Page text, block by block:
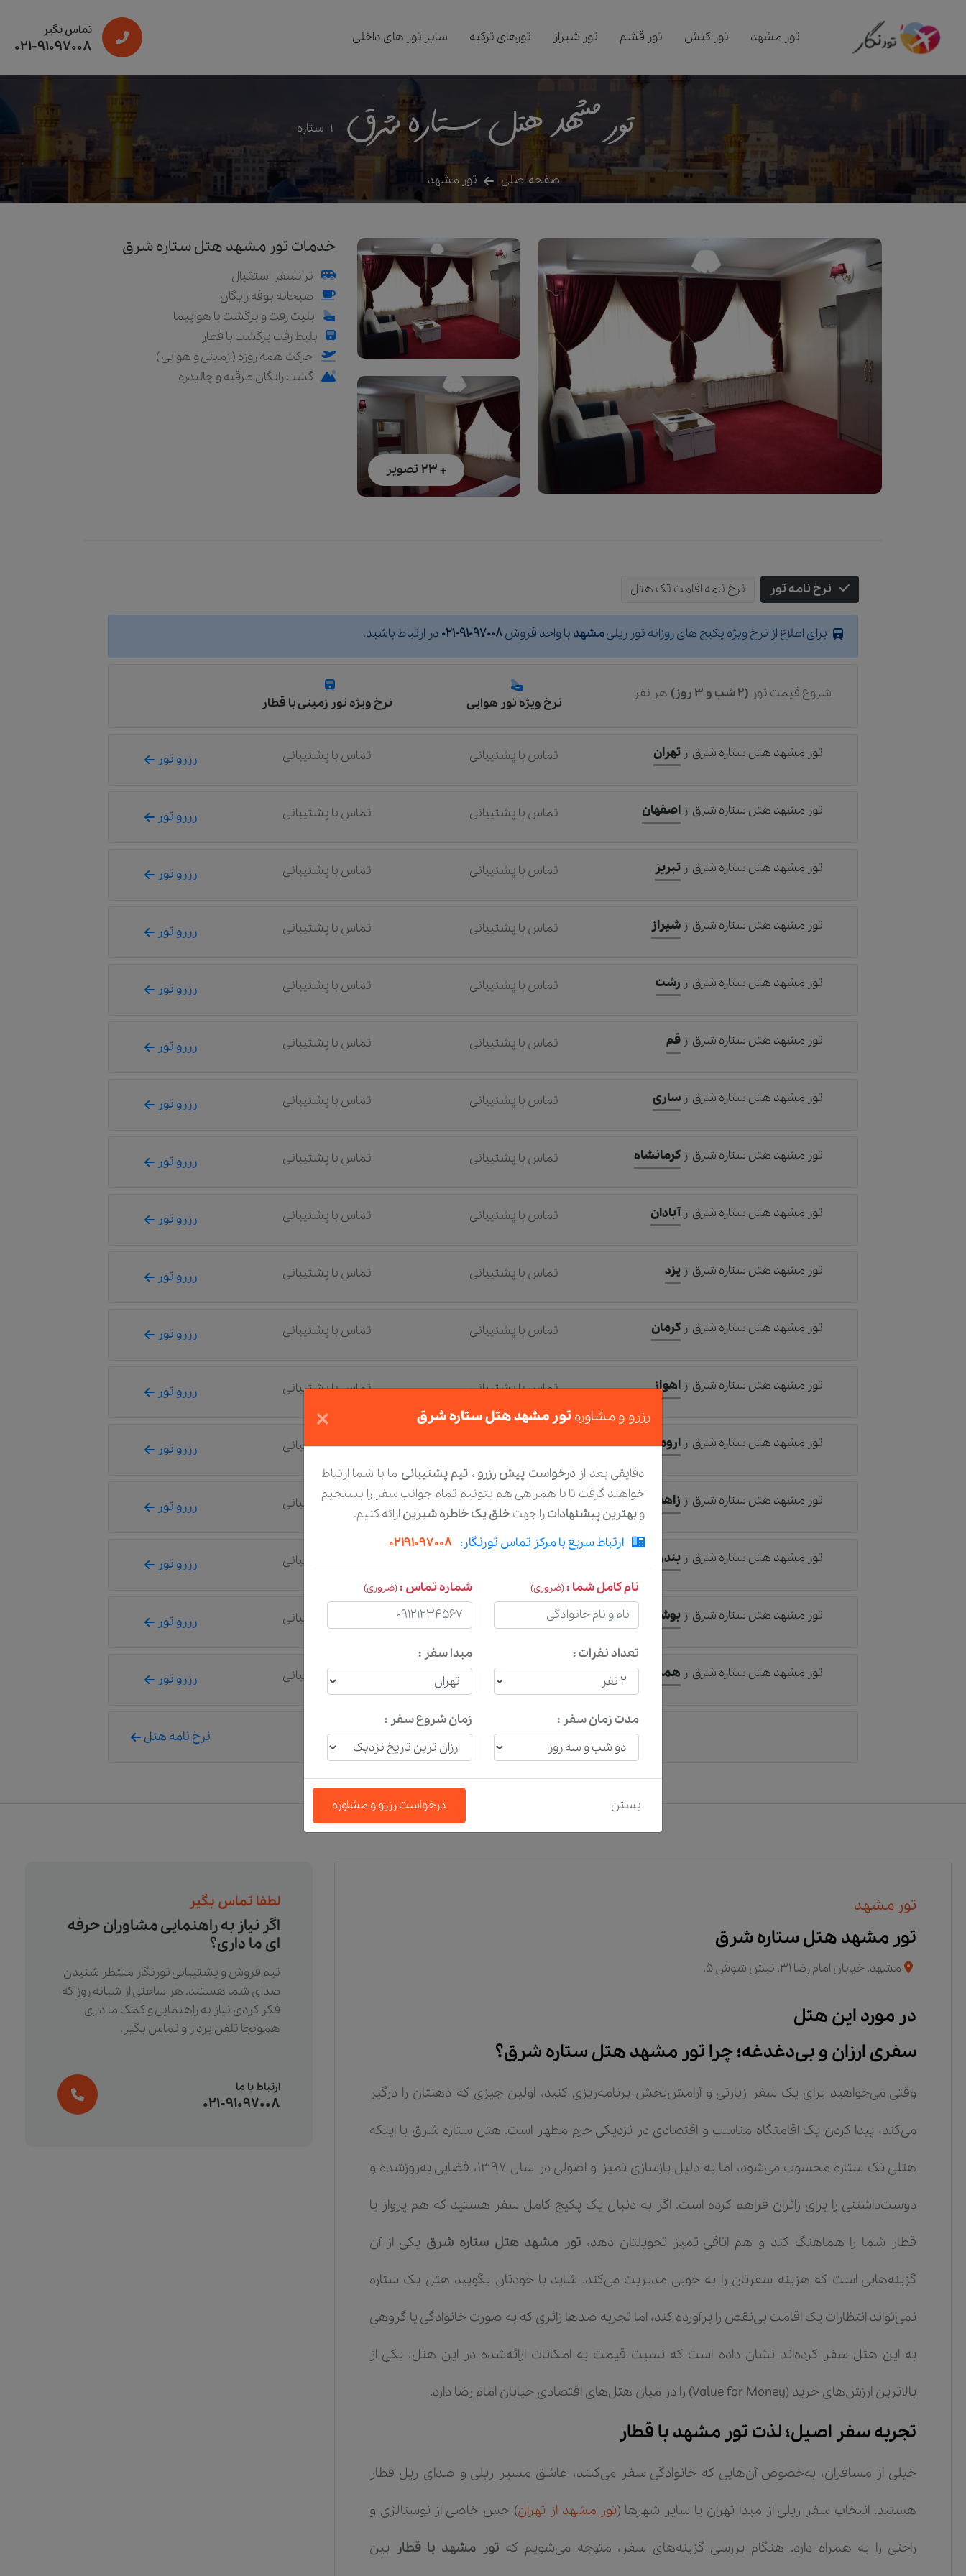
تور مشهد تور کیش تور قشم تور شیراز تورهای ترکیه سایر تور های داخلی تماس بگیر
021-91097008
تور مشهد هتل ستاره شرق 1 ستاره
صفحه اصلی تور مشهد
خدمات تور مشهد هتل ستاره شرق
ترانسفر استقبال
صبحانه بوفه رایگان
بلیت رفت و برگشت با هواپیما
بلیط رفت برگشت با قطار
حرکت همه روزه ( زمینی و هوایی )
گشت رایگان طرقبه و چالیدره
+ 23 تصویر
نرخ نامه تور نرخ نامه اقامت تک هتل
برای اطلاع از نرخ ویژه پکیج های روزانه تور ریلیمشهد با واحد فروش021-91097008 در ارتباط باشید.
شروع قیمت تور (2 شب و 3 روز) هر نفر
نرخ ویژه تور هوایی نرخ ویژه تور زمینی با قطار
تور مشهد هتل ستاره شرق از تهران تماس با پشتیبانی تماس با پشتیبانی رزرو تور
تور مشهد هتل ستاره شرق از اصفهان تماس با پشتیبانی تماس با پشتیبانی رزرو تور
تور مشهد هتل ستاره شرق از تبریز تماس با پشتیبانی تماس با پشتیبانی رزرو تور
تور مشهد هتل ستاره شرق از شیراز تماس با پشتیبانی تماس با پشتیبانی رزرو تور
تور مشهد هتل ستاره شرق از رشت تماس با پشتیبانی تماس با پشتیبانی رزرو تور
تور مشهد هتل ستاره شرق از قم تماس با پشتیبانی تماس با پشتیبانی رزرو تور
تور مشهد هتل ستاره شرق از ساری تماس با پشتیبانی تماس با پشتیبانی رزرو تور
تور مشهد هتل ستاره شرق از کرمانشاه تماس با پشتیبانی تماس با پشتیبانی رزرو تور
تور مشهد هتل ستاره شرق ازآبادان تماس با پشتیبانی تماس با پشتیبانی رزرو تور
تور مشهد هتل ستاره شرق از یزد تماس با پشتیبانی تماس با پشتیبانی رزرو تور
تور مشهد هتل ستاره شرق از کرمان تماس با پشتیبانی تماس با پشتیبانی رزرو تور
تور مشهد هتل ستاره شرق از اهواز تماس با پشتیبانی تماس با پشتیبانی رزرو تور
تور مشهد هتل ستاره شرق از ارومیه تماس با پشتیبانی تماس با پشتیبانی رزرو تور
تور مشهد هتل ستاره شرق از زاهدان تماس با پشتیبانی تماس با پشتیبانی رزرو تور
تور مشهد هتل ستاره شرق از بندرعباس تماس با پشتیبانی رزرو تور
تور مشهد هتل ستاره شرق از بوشهر تماس با پشتیبانی تماس با پشتیبانی رزرو تور
تور مشهد هتل ستاره شرق از همدان تماس با پشتیبانی تماس با پشتیبانی رزرو تور
رزرو آنلاین اقامت تک هتل ستاره شرق مشهد نرخ نامه هتل
تور مشهد
تور مشهد هتل ستاره شرق
مشهد، خیابان امام رضا 31، نبش شوش 5.
در مورد این هتل
سفری ارزان و بی‌دغدغه؛ چرا تور مشهد هتل ستاره شرق؟
وقتی می‌خواهید برای یک سفر زیارتی و آرامش‌بخش برنامه‌ریزی کنید، اولین چیزی که ذهنتان را درگیر
می‌کند، پیدا کردن یک اقامتگاه مناسب و اقتصادی در نزدیکی حرم مطهر است. هتل ستاره شرق با اینکه
هتلی تک ستاره محسوب می‌شود، اما به دلیل بازسازی تمیز و اصولی در سال ۱۳۹۷، فضایی به‌روزشده و
دوست‌داشتنی را برای زائران فراهم کرده است. اگر به دنبال یک پکیج کامل سفر هستید که هم پرواز یا
قطار شما را هماهنگ کند و هم اتاقی تمیز تحویلتان دهد، تور مشهد هتل ستاره شرق یکی از آن
گزینه‌هایی است که هزینه سفرتان را به خوبی مدیریت می‌کند. شاید با خودتان بگویید هتل یک ستاره
نمی‌تواند انتظارات یک اقامت بی‌نقص را برآورده کند، اما تجربه صدها زائری که به صورت خانوادگی یا گروهی
به این هتل سفر کرده‌اند نشان داده است که نسبت قیمت به امکانات ارائه‌شده در این هتل، یکی از
بالاترین ارزش‌های خرید (Value for Money) را در میان هتل‌های اقتصادی خیابان امام رضا دارد.
تجربه سفر اصیل؛ لذت تور مشهد با قطار
خیلی از مسافران، به‌خصوص آن‌هایی که خانوادگی سفر می‌کنند، عاشق مسیر ریلی و صدای ریل قطار
هستند. انتخاب سفر ریلی از مبدا تهران یا سایر شهرها (تور مشهد از تهران) حس خاصی از نوستالژی و
راحتی را به همراه دارد. هنگام بررسی گزینه‌های سفر، متوجه می‌شویم که تور مشهد با قطار بین
لطفا تماس بگیر
اگر نیاز به راهنمایی مشاوران حرفه
ای ما داری؟
تیم فروش و پشتیبانی تورنگار منتظر شنیدن
صدای شما هستند. هر ساعتی از شبانه روز که
فکر کردی نیاز به راهنمایی و کمک ما داری
همونجا تلفن بردار و تماس بگیر.
ارتباط با ما
021-91097008
رزرو و مشاوره تور مشهد هتل ستاره شرق ×
دقایقی بعد از درخواست پیش رزرو ، تیم پشتیبانی ما با شما ارتباط
خواهند گرفت تا با همراهی هم بتونیم تمام جوانب سفر را بسنجیم
وبهترین پیشنهاداترا جهتخلق یک خاطره شیرین ارائه کنیم.
ارتباط سریع با مرکز تماس تورنگار: 02191097008
نام کامل شما :(ضروری) شماره تماس :(ضروری)
تعداد نفرات : مبدا سفر :
مدت زمان سفر : زمان شروع سفر :
بستن درخواست رزرو و مشاوره